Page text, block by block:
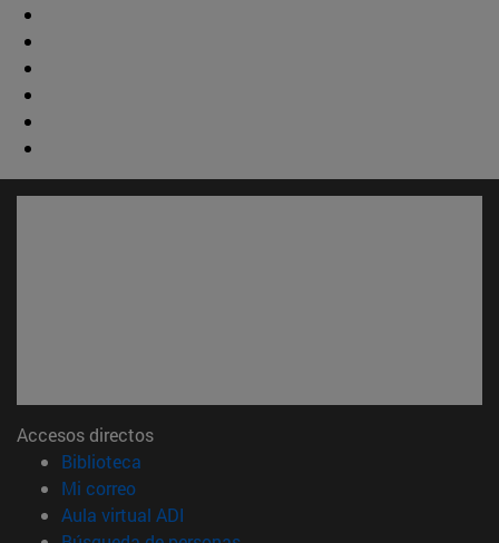
Accesos directos
Biblioteca
Mi correo(abre en nueva ventana)
Aula virtual ADI